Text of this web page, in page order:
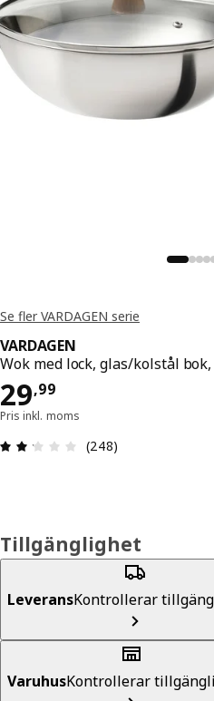
Se fler VARDAGEN serie
VARDAGEN
Wok med lock, glas/kolstål bok,
29,99
Pris 29,99
Pris inkl. moms
Recension: 2.2 / 5
(248)
Tillgänglighet
LeveransKontrollerar
VaruhusKontrollerar